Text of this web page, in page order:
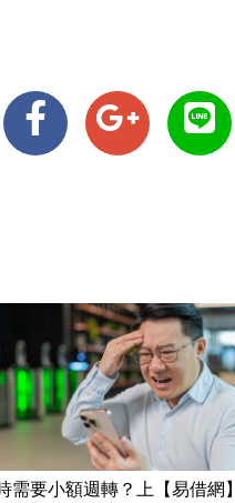
需要小額週轉？上【易借網】